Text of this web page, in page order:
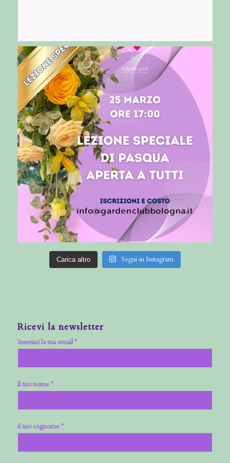
Carica altro Segui su Instagram
Ricevi la newsletter
Inserisci la tua email *
il tuo nome *
il tuo cognome *